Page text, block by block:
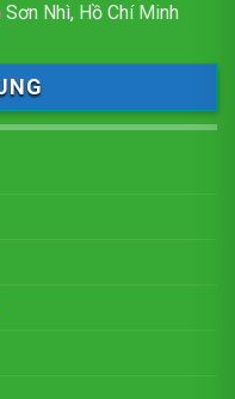
Nhì, Hồ Chí Minh